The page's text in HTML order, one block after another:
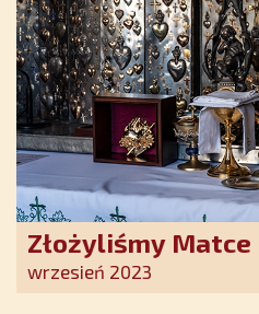
Złożyliśmy Matce
Ostrobramskiej
wrzesień 2023